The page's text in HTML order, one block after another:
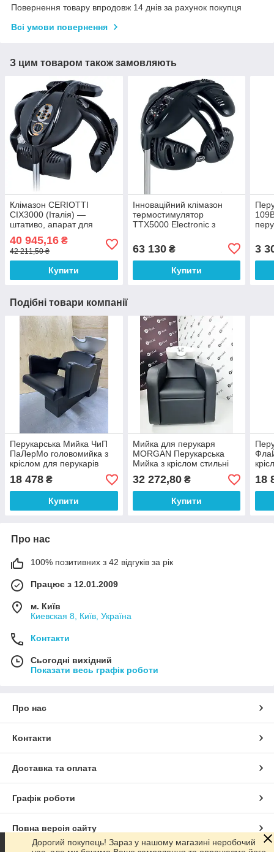
Повернення товару впродовж 14 днів за рахунок покупця
Всі умови повернення
З цим товаром також замовляють
Клімазон CERIOTTI
CIX3000 (Італія) —
штативо, апарат для
процесів фарбування
волосся
40 945,16 ₴
42 211,50 ₴
Купити
Інноваційний клімазон
термостимулятор
TTX5000 Electronic з
1450 Вт
63 130₴
Купити
3
Подібні товари компанії
Перукарська Мийка ЧиП
ПаЛерМо головомийка з
кріслом для перукарів
салонів краси мийки для
голови
18 478 ₴
Купити
Мийка для перукаря
MORGAN Перукарська
Мийка з кріслом стильні
перукарські мийки для
салону краси
32 272,80₴
Купити
18
Про нас
100% позитивних з 42 відгуків за рік
Працює з 12.01.2009
м. Київ
Киевская 8, Київ, Україна
Контакти
Сьогодні вихідний
Показати весь графік роботи
Про нас
Контакти
Доставка та оплата
Графік роботи
Повна версія сайту
Дорогий покупець! Зараз у нашому магазині неробочий